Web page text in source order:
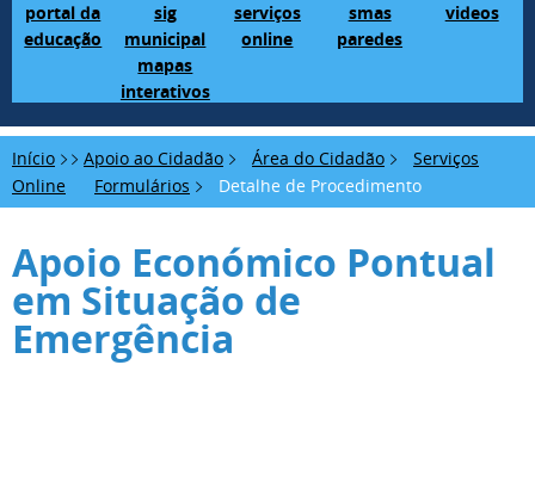
portal da
educação
sig
municipal
mapas
interativos
serviços
online
smas
paredes
videos
Início Apoio ao Cidadão Área do Cidadão
Serviços
Online
Formulários Detalhe de Procedimento
Apoio Económico Pontual
em Situação de
Emergência